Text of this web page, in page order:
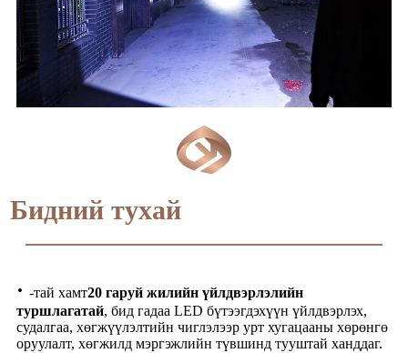
Бидний тухай
· -тай хамт20 гаруй жилийн үйлдвэрлэлийн
туршлагатай, бид гадаа LED бүтээгдэхүүн үйлдвэрлэх,
судалгаа, хөгжүүлэлтийн чиглэлээр урт хугацааны хөрөнгө
оруулалт, хөгжилд мэргэжлийн түвшинд тууштай ханддаг.